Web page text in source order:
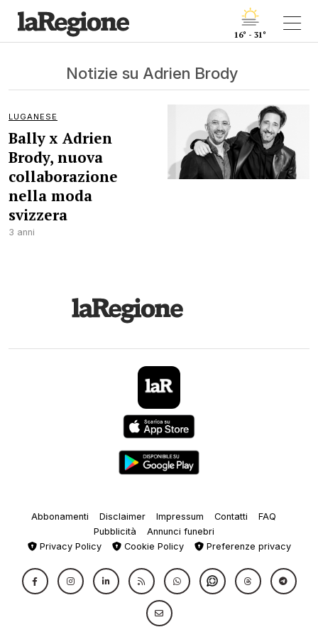
16° - 31°
Notizie su Adrien Brody
LUGANESE
Bally x Adrien
Brody, nuova
collaborazione
nella moda
svizzera
3 anni
Abbonamenti Disclaimer Impressum Contatti
FAQ
Pubblicità
Annunci funebri
Privacy Policy
Cookie Policy Preferenze privacy